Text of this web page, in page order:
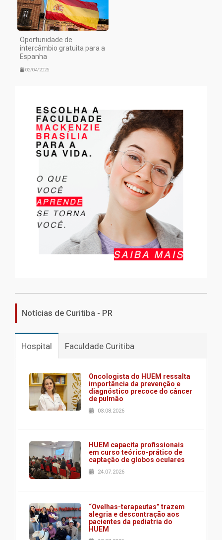
Oportunidade de
intercâmbio gratuita para a
Espanha
02/04/2025
Notícias de Curitiba - PR
Hospital Faculdade Curitiba
Oncologista do HUEM ressalta
importância da prevenção e
diagnóstico precoce do câncer
de pulmão
03.08.2026
HUEM capacita profissionais
em curso teórico-prático de
captação de globos oculares
24.07.2026
“Ovelhas-terapeutas” trazem
alegria e descontração aos
pacientes da pediatria do
HUEM